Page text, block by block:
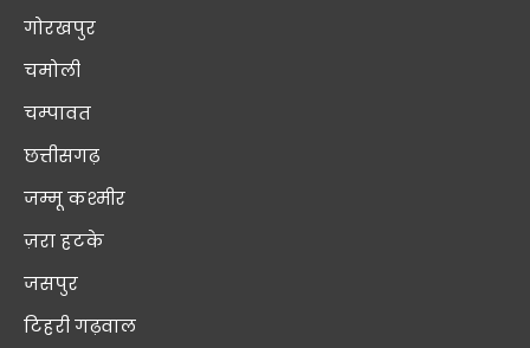
गोरखपुर
चमोली
चम्पावत
छत्तीसगढ़
जम्मू कश्मीर
ज़रा हटके
जसपुर
टिहरी गढ़वाल